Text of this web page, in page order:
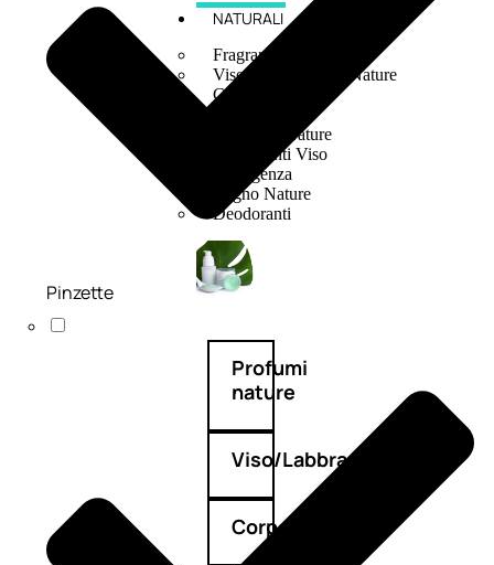
NATURALI
Fragranze Nature
Viso/Labbra/Occhi Nature
Corpo
Maschera Nature
Trattamenti Viso
Detergenza
Bagno Nature
Deodoranti
Profumi
nature
Viso/Labbra/Occhi
Corpo
Pinzette